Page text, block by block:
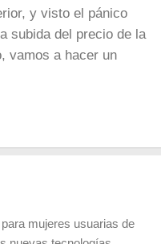
y visto el pánico
subida del precio de la
vamos a hacer un
mujeres usuarias de